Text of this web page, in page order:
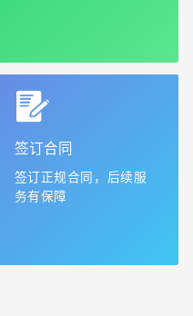
签订合同
签订正规合同，后续服
务有保障